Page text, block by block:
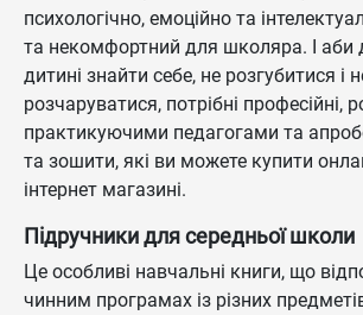
психологічно, емоційно та
та некомфортний для школяра. І аби
дитині знайти себе, не розгубитися і
розчаруватися, потрібні професійні,
практикуючими педагогами та
та зошити, які ви можете купити
інтернет магазині.
Підручники для середньої школи
Це особливі навчальні книги, що
чинним програмах із різних